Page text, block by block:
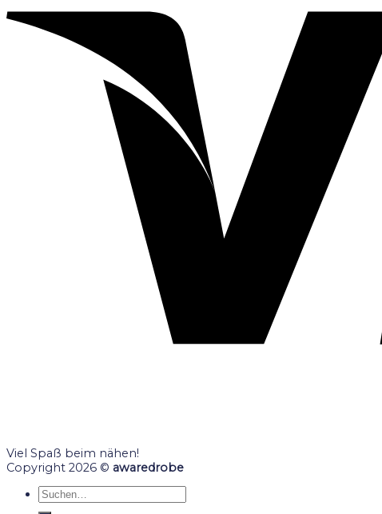
Viel Spaß beim nähen!
Copyright 2026 © awaredrobe
Suche
nach: